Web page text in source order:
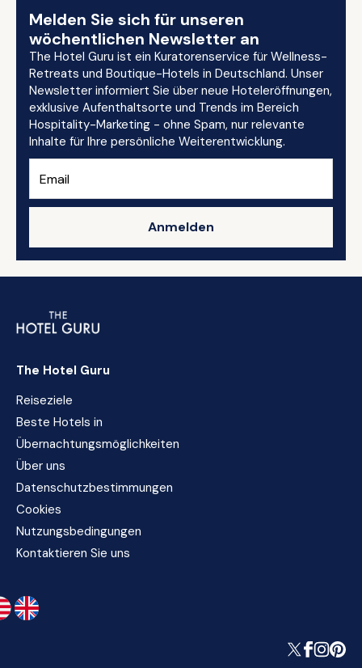
Melden Sie sich für unseren
wöchentlichen Newsletter an
The Hotel Guru ist ein Kuratorenservice für Wellness-
Retreats und Boutique-Hotels in Deutschland. Unser
Newsletter informiert Sie über neue Hoteleröffnungen,
exklusive Aufenthaltsorte und Trends im Bereich
Hospitality-Marketing - ohne Spam, nur relevante
Inhalte für Ihre persönliche Weiterentwicklung.
Anmelden
The Hotel Guru
Reiseziele
Beste Hotels in
Übernachtungsmöglichkeiten
Über uns
Datenschutzbestimmungen
Cookies
Nutzungsbedingungen
Kontaktieren Sie uns